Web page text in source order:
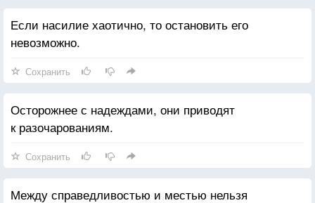
Если насилие хаотично, то остановить его
невозможно.
Сохранить
Осторожнее с надеждами, они приводят
к разочарованиям.
Сохранить
Между справедливостью и местью нельзя